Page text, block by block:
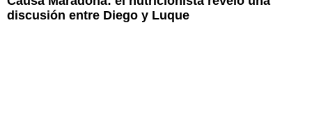
discusión entre Diego y Luque